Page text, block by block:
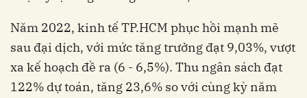
Năm 2022, kinh tế TP.HCM phục hồi mạnh mẽ
sau đại dịch, với mức tăng trưởng đạt 9,03%, vượt
xa kế hoạch đề ra (6 - 6,5%). Thu ngân sách đạt
122% dự toán, tăng 23,6% so với cùng kỳ năm